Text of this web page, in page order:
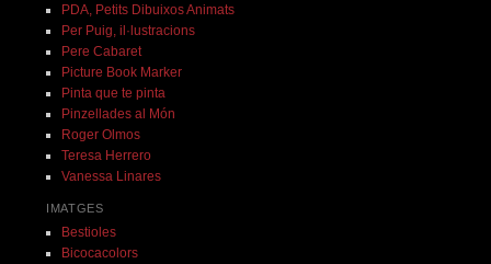
PDA, Petits Dibuixos Animats
Per Puig, il·lustracions
Pere Cabaret
Picture Book Marker
Pinta que te pinta
Pinzellades al Món
Roger Olmos
Teresa Herrero
Vanessa Linares
IMATGES
Bestioles
Bicocacolors